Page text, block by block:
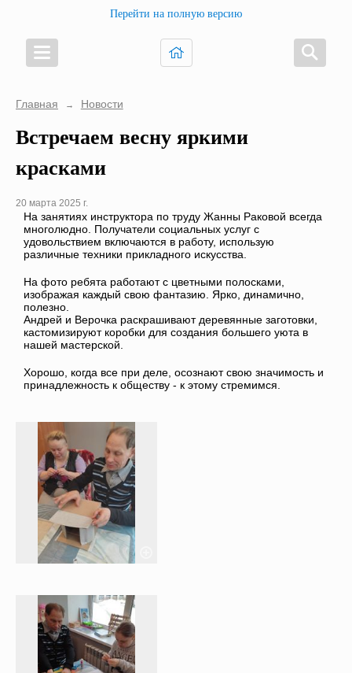
Перейти на полную версию
Главная → Новости
Встречаем весну яркими
красками
20 марта 2025 г.
На занятиях инструктора по труду Жанны Раковой всегда
многолюдно. Получатели социальных услуг с
удовольствием включаются в работу, использую
различные техники прикладного искусства.
На фото ребята работают с цветными полосками,
изображая каждый свою фантазию. Ярко, динамично,
полезно.
Андрей и Верочка раскрашивают деревянные заготовки,
кастомизируют коробки для создания большего уюта в
нашей мастерской.
Хорошо, когда все при деле, осознают свою значимость и
принадлежность к обществу - к этому стремимся.